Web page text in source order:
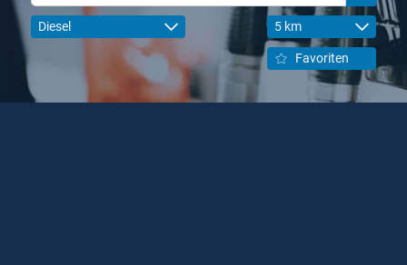
Diesel 5 km
Favoriten